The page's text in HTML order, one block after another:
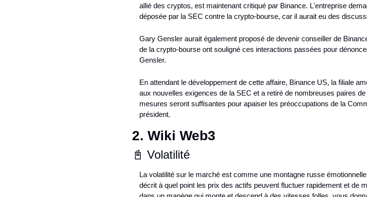
allié des cryptos, est maintenant critiqué par Binance. L'entreprise
déposée par la SEC contre la crypto-bourse, car il aurait eu des
Gary Gensler aurait également proposé de devenir conseiller de
de la crypto-bourse ont souligné ces interactions passées pour
Gensler.
En attendant le développement de cette affaire, Binance US, la filiale
aux nouvelles exigences de la SEC et a retiré de nombreuses paires
mesures seront suffisantes pour apaiser les préoccupations de la
président.
2. Wiki Web3
📓 Volatilité
La volatilité sur le marché est comme une montagne russe
décrit à quel point les prix des actifs peuvent fluctuer rapidement et de